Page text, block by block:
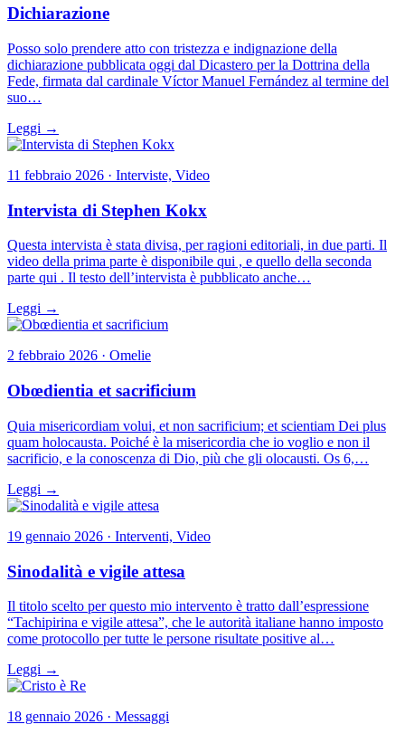
Dichiarazione
Posso solo prendere atto con tristezza e indignazione della
dichiarazione pubblicata oggi dal Dicastero per la Dottrina della
Fede, firmata dal cardinale Víctor Manuel Fernández al termine del
suo…
Leggi →
11 febbraio 2026 · Interviste, Video
Intervista di Stephen Kokx
Questa intervista è stata divisa, per ragioni editoriali, in due parti. Il
video della prima parte è disponibile qui , e quello della seconda
parte qui . Il testo dell’intervista è pubblicato anche…
Leggi →
2 febbraio 2026 · Omelie
Obœdientia et sacrificium
Quia misericordiam volui, et non sacrificium; et scientiam Dei plus
quam holocausta. Poiché è la misericordia che io voglio e non il
sacrificio, e la conoscenza di Dio, più che gli olocausti. Os 6,…
Leggi →
19 gennaio 2026 · Interventi, Video
Sinodalità e vigile attesa
Il titolo scelto per questo mio intervento è tratto dall’espressione
“Tachipirina e vigile attesa”, che le autorità italiane hanno imposto
come protocollo per tutte le persone risultate positive al…
Leggi →
18 gennaio 2026 · Messaggi